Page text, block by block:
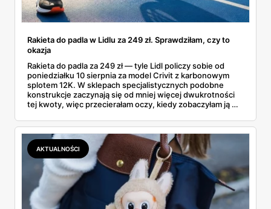
Rakieta do padla w Lidlu za 249 zł. Sprawdziłam, czy to
okazja
Rakieta do padla za 249 zł — tyle Lidl policzy sobie od
poniedziałku 10 sierpnia za model Crivit z karbonowym
splotem 12K. W sklepach specjalistycznych podobne
konstrukcje zaczynają się od mniej więcej dwukrotności
tej kwoty, więc przecierałam oczy, kiedy zobaczyłam ją w
najszybciej rosnący sport w Polsce: kortów przybywa
lawinowo, a chętnych jeszcze szybciej. Sprawdziłam, co
dokładnie dostajemy za te pieniądze i komu taka rakieta
faktycznie wystarczy.
AKTUALNOŚCI